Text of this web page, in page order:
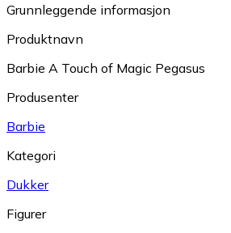
Grunnleggende informasjon
Produktnavn
Barbie A Touch of Magic Pegasus
Produsenter
Barbie
Kategori
Dukker
Figurer